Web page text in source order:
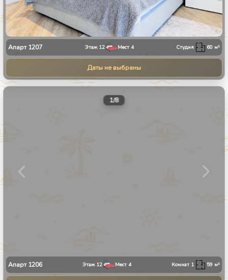
Апарт 1207 Этаж 12 Мест 4 Студия 60 м²
Даты не выбраны
1/8
Апарт 1206 Этаж 12 Мест 4 Комнат 1 59 м²